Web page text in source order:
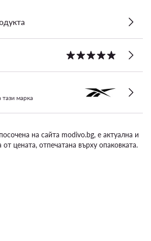
тази марка
на сайта modivo.bg, е актуална и
цената, отпечатана върху опаковката.